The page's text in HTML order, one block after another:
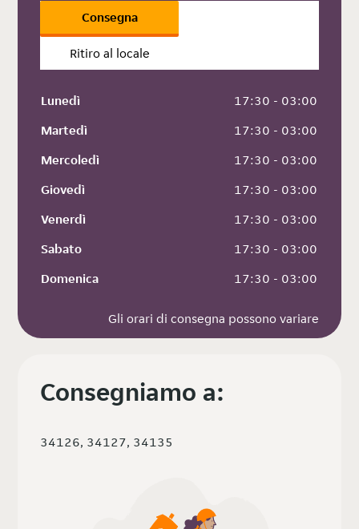
Consegna
Ritiro al locale
Lunedì
17:30 - 03:00
Martedì
17:30 - 03:00
Mercoledì
17:30 - 03:00
Giovedì
17:30 - 03:00
Venerdì
17:30 - 03:00
Sabato
17:30 - 03:00
Domenica
17:30 - 03:00
Gli orari di consegna possono variare
Consegniamo a:
34126, 34127, 34135